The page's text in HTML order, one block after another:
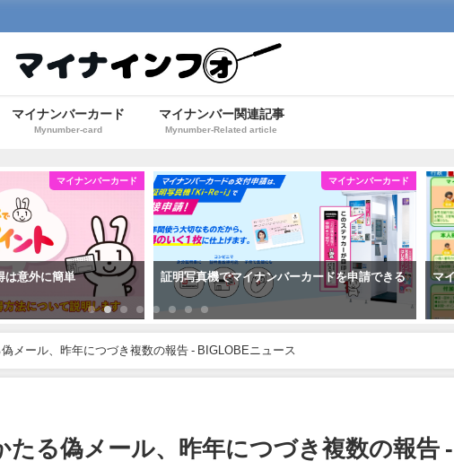
マイナンバーカード
Mynumber-card
マイナンバー関連記事
Mynumber-Related article
マイナンバーカード
は意外に簡単
マイナンバーカード
証明写真機でマイナンバーカードを申請できる マ
メール、昨年につづき複数の報告 - BIGLOBEニュース
たる偽メール、昨年につづき複数の報告